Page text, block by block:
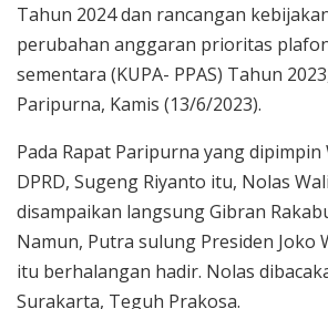
Tahun 2024 dan rancangan
perubahan anggaran prioritas
sementara (KUPA- PPAS) Tahun
Paripurna, Kamis (13/6/2023).
Pada Rapat Paripurna yang dipimpin
DPRD, Sugeng Riyanto itu, Nolas
disampaikan langsung Gibran
Namun, Putra sulung Presiden Joko
itu berhalangan hadir. Nolas
Surakarta, Teguh Prakosa.